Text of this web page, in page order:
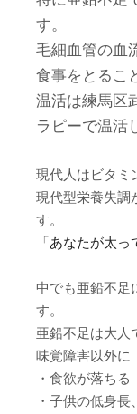
す。
毛細血管の血
食事をとるこ
温活は練馬区
ラピーで温活
現代人はビタミ
現代型栄養失調
す。
「あなたが太っ
中でも亜鉛不足
す。
亜鉛不足は大人
味覚障害以外に
・食欲が落ちる
・子供の低身長